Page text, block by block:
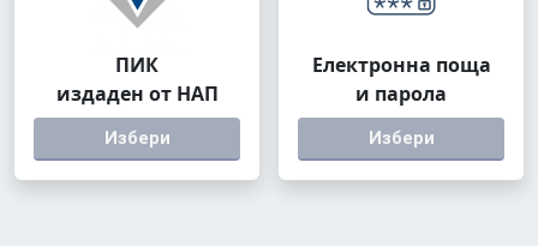
ПИК
издаден от НАП
Избери
Електронна поща
и парола
Избери